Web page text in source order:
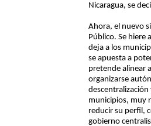
Nicaragua, se
Ahora, el nuevo
Público. Se hiere
deja a los
se apuesta a
pretende alinear
organizarse
municipios, muy
reducir su perfil,
gobierno